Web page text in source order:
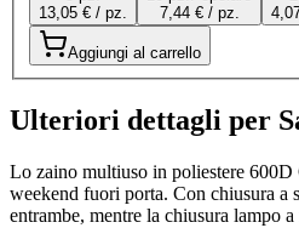
13,05 € / pz.
7,44 € / pz.
Aggiungi al carrello
Ulteriori dettagli per
Lo zaino multiuso in poliestere 600D
weekend fuori porta. Con chiusura a
entrambe, mentre la chiusura lampo